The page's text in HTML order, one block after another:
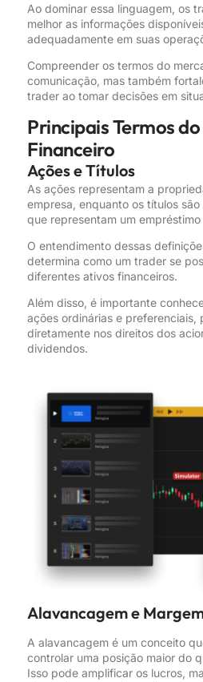
Ao dominar essa linguagem, os
melhor as informações
adequadamente em suas
Compreender os termos do
comunicação, mas também
trader ao tomar decisões em
Principais Termos
Financeiro
Ações e Títulos
As ações representam a
empresa, enquanto os títulos
que representam um
O entendimento dessas
determina como um trader se
diferentes ativos financeiros.
Além disso, é importante
ações ordinárias e preferenciais,
diretamente nos direitos dos
dividendos.
Alavancagem e
A alavancagem é um conceito
controlar uma posição maior do
Isso pode amplificar os lucros,